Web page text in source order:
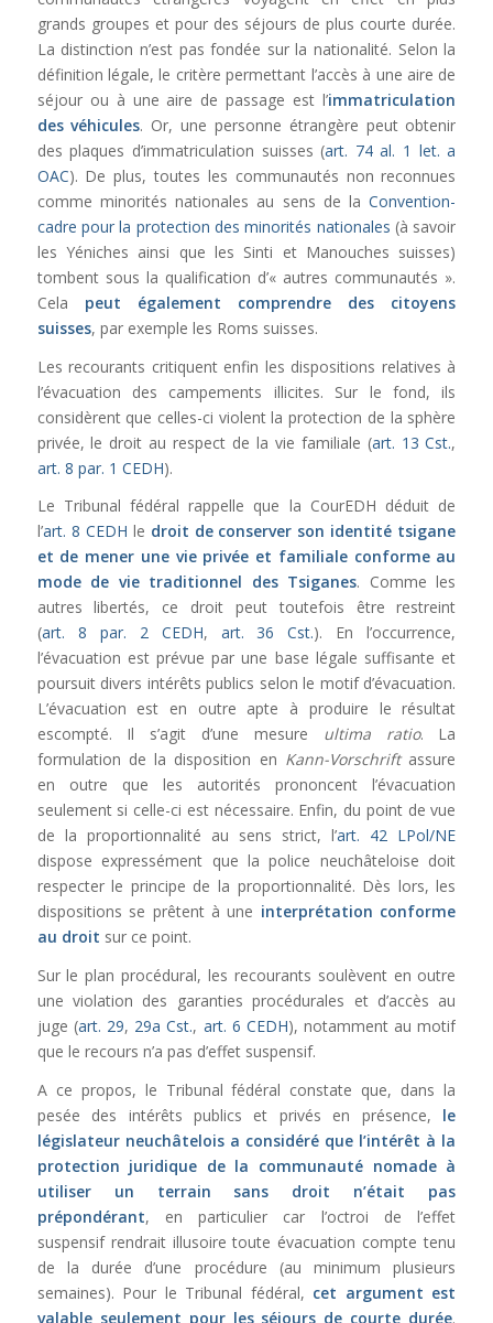
grands groupes et pour des séjours de plus courte durée.
La distinction n’est pas fondée sur la nationalité. Selon la
définition légale, le critère permettant l’accès à une aire de
séjour ou à une aire de passage est l’immatriculation
des véhicules. Or, une personne étrangère peut obtenir
des plaques d’immatriculation suisses (art. 74 al. 1 let. a
OAC). De plus, toutes les communautés non reconnues
comme minorités nationales au sens de laConvention-
cadre pour la protection des minorités nationales (à savoir
les Yéniches ainsi que les Sinti et Manouches suisses)
tombent sous la qualification d’« autres communautés ».
Cela peut également comprendre des citoyens
suisses, par exemple les Roms suisses.
Les recourants critiquent enfin les dispositions relatives à
l’évacuation des campements illicites. Sur le fond, ils
considèrent que celles-ci violent la protection de la sphère
privée, le droit au respect de la vie familiale (art. 13 Cst.,
art. 8 par. 1 CEDH).
Le Tribunal fédéral rappelle que la CourEDH déduit de
l’art. 8 CEDH le droit de conserver son identité tsigane
et de mener une vie privée et familiale conforme au
mode de vie traditionnel des Tsiganes. Comme les
autres libertés, ce droit peut toutefois être restreint
(art. 8 par. 2 CEDH, art. 36 Cst.). En l’occurrence,
l’évacuation est prévue par une base légale suffisante et
poursuit divers intérêts publics selon le motif d’évacuation.
L’évacuation est en outre apte à produire le résultat
escompté. Il s’agit d’une mesure ultima ratio. La
formulation de la disposition en Kann-Vorschrift assure
en outre que les autorités prononcent l’évacuation
seulement si celle-ci est nécessaire. Enfin, du point de vue
de la proportionnalité au sens strict, l’art. 42 LPol/NE
dispose expressément que la police neuchâteloise doit
respecter le principe de la proportionnalité. Dès lors, les
dispositions se prêtent à une interprétation conforme
au droit sur ce point.
Sur le plan procédural, les recourants soulèvent en outre
une violation des garanties procédurales et d’accès au
juge (art. 29, 29a Cst., art. 6 CEDH), notamment au motif
que le recours n’a pas d’effet suspensif.
A ce propos, le Tribunal fédéral constate que, dans la
pesée des intérêts publics et privés en présence, le
législateur neuchâtelois a considéré que l’intérêt à la
protection juridique de la communauté nomade à
utiliser un terrain sans droit n’était pas
prépondérant, en particulier car l’octroi de l’effet
suspensif rendrait illusoire toute évacuation compte tenu
de la durée d’une procédure (au minimum plusieurs
semaines). Pour le Tribunal fédéral, cet argument est
valable seulement pour les séjours de courte durée.